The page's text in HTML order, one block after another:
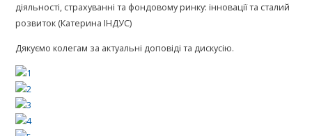
діяльності, страхуванні та фондовому ринку: інновації та сталий
розвиток (Катерина ІНДУС)
Дякуємо колегам за актуальні доповіді та дискусію.